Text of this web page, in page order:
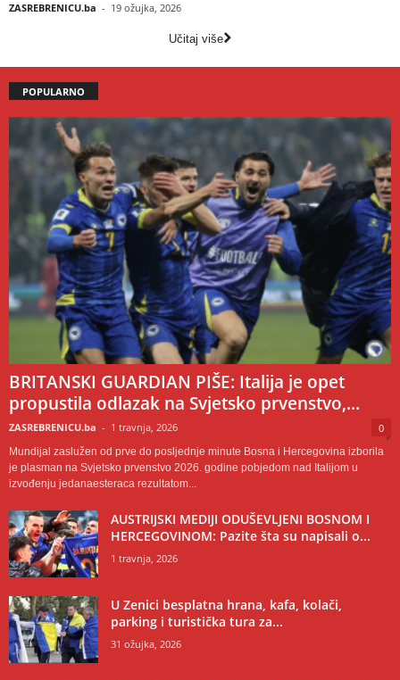
ZASREBRENICU.ba - 19 ožujka, 2026
Učitaj više
POPULARNO
BRITANSKI GUARDIAN PIŠE: Italija je opet
propustila odlazak na Svjetsko prvenstvo,...
ZASREBRENICU.ba - 1 travnja, 2026 0
Mundijal zaslužen od prve do posljednje minute Bosna i Hercegovina izborila
je plasman na Svjetsko prvenstvo 2026. godine pobjedom nad Italijom u
izvođenju jedanaesteraca rezultatom...
AUSTRIJSKI MEDIJI ODUŠEVLJENI BOSNOM I
HERCEGOVINOM: Pazite šta su napisali o...
1 travnja, 2026
U Zenici besplatna hrana, kafa, kolači,
parking i turistička tura za...
31 ožujka, 2026